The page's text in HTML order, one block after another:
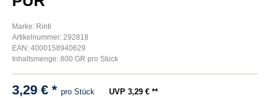
Marke: Rinti
Artikelnummer: 292818
EAN: 4000158940629
Inhaltsmenge: 800 GR pro Stück
3,29 € * pro Stück UVP 3,29 € **